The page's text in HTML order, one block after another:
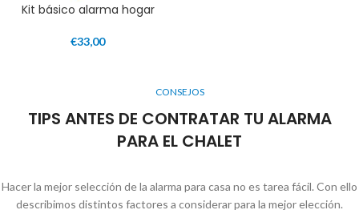
Kit básico alarma hogar
€33,00
CONSEJOS
TIPS ANTES DE CONTRATAR TU ALARMA
PARA EL CHALET
Hacer la mejor selección de la alarma para casa no es tarea fácil. Con ello
describimos distintos factores a considerar para la mejor elección.